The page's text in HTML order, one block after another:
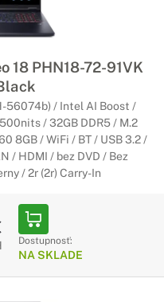
18 PHN18-72-91VK
56074b) / Intel AI Boost /
/ 32GB DDR5 / M.2
8GB / WiFi / BT / USB 3.2 /
/ HDMI / bez DVD / Bez
/ 2r (2r) Carry-In
Dostupnosť:
NA SKLADE